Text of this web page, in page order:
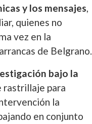
y los mensajes,
quienes no
vez en la
de Belgrano.
bajo la
rastrillaje para
la
en conjunto